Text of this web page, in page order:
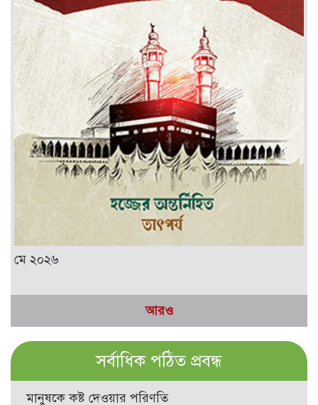
মে ২০২৬
আরও
সর্বাধিক পঠিত প্রবন্ধ
মানুষকে কষ্ট দেওয়ার পরিণতি